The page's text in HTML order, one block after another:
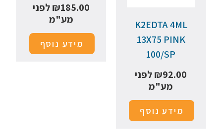
K2EDTA 4ML
13X75 PINK
100/SP
₪92.00
לפני
מע"מ
מידע נוסף
₪185.00
לפני
מע"מ
מידע נוסף